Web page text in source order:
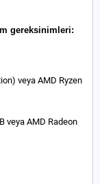
gereksinimleri:
veya AMD Ryzen
veya AMD Radeon